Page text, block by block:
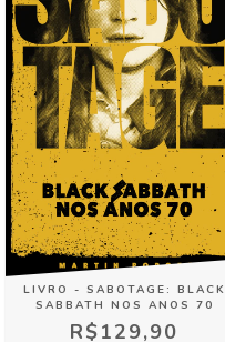
LIVRO - SABOTAGE: BLACK
SABBATH NOS ANOS 70
R$129,90